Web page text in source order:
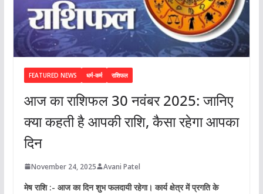
FEATURED NEWS धर्म-कर्म राशिफल
आज का राशिफल 30 नवंबर 2025: जानिए
क्या कहती है आपकी राशि, कैसा रहेगा आपका
दिन
November 24, 2025 Avani Patel
मेष राशि :- आज का दिन शुभ फलदायी रहेगा। कार्य क्षेत्र में प्रगति के